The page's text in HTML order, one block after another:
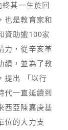
其一生於回
也是教育家和
資助逾100家
力，從辛亥革
績，並為了教
提出 「以行
代一直延續到
西亞陳嘉庚基
位的大力支